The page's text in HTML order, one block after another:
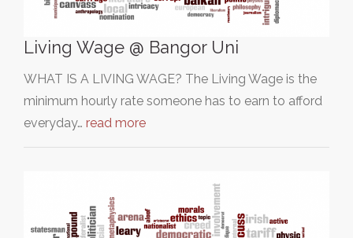
Living Wage @ Bangor Uni
WHAT IS A LIVING WAGE? The Living Wage is the
minimum hourly rate someone has to earn to afford
everyday… read more